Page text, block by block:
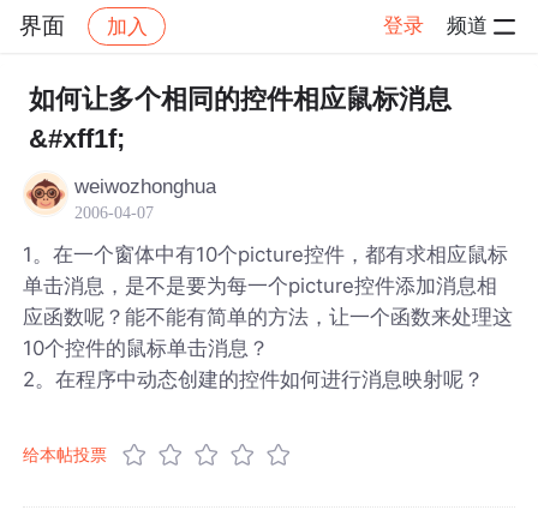
界面 加入 登录 频道
社区 界面 帖子详情
如何让多个相同的控件相应鼠标消息
&#xff1f;
weiwozhonghua
2006-04-07
1。在一个窗体中有10个picture控件，都有求相应鼠标
单击消息，是不是要为每一个picture控件添加消息相
应函数呢？能不能有简单的方法，让一个函数来处理这
10个控件的鼠标单击消息？
2。在程序中动态创建的控件如何进行消息映射呢？
给本帖投票